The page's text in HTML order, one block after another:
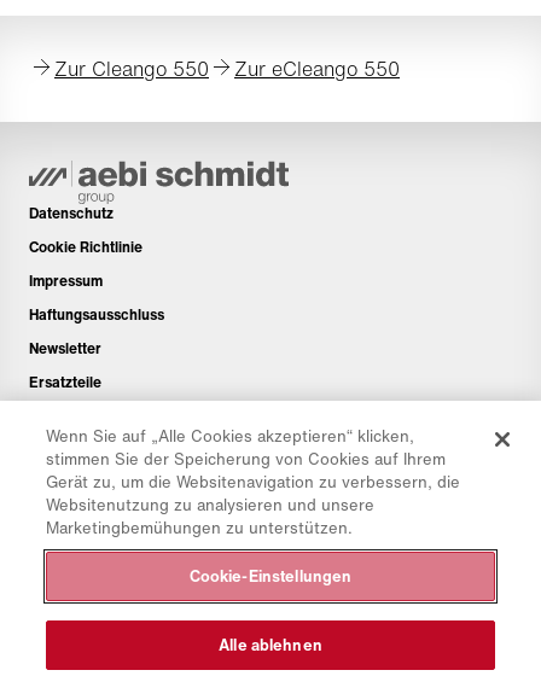
Zur Cleango 550 Zur eCleango 550
Datenschutz
Cookie Richtlinie
Impressum
Haftungsausschluss
Newsletter
Ersatzteile
CO₂-Rechner
TCO-Rechner
Händler & Standorte
Produktgruppenübersicht
CollabHub Login
Wenn Sie auf „Alle Cookies akzeptieren“ klicken,
stimmen Sie der Speicherung von Cookies auf Ihrem
Gerät zu, um die Websitenavigation zu verbessern, die
Websitenutzung zu analysieren und unsere
Marketingbemühungen zu unterstützen.
Cookie-Einstellungen
Alle ablehnen